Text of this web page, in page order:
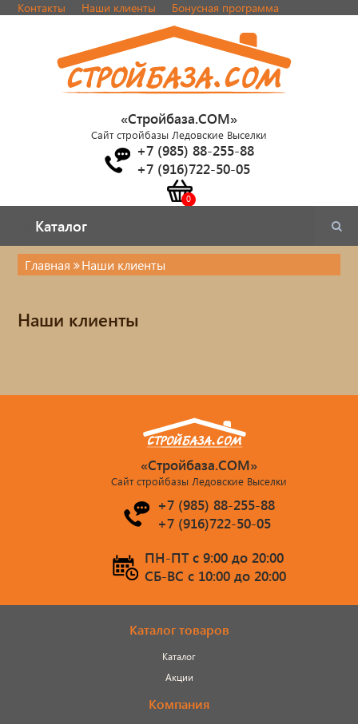
Контакты Наши клиенты Бонусная программа
«Стройбаза.COM»
Сайт стройбазы Ледовские Выселки
+7 (985) 88-255-88
+7 (916)722-50-05
Каталог
Каталог
Главная Наши клиенты
Наши клиенты
«Стройбаза.COM»
Сайт стройбазы Ледовские Выселки
+7 (985) 88-255-88
+7 (916)722-50-05
ПН-ПТ c 9:00 до 20:00
СБ-ВС c 10:00 до 20:00
Каталог товаров
Каталог
Акции
Компания